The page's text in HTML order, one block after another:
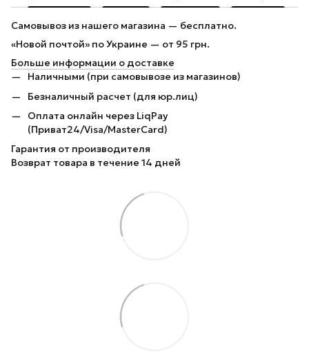
Самовывоз из нашего магазина — бесплатно.
«Новой почтой» по Украине — от 95 грн.
Больше информации о доставке
Наличными (при самовывозе из магазинов)
Безналичный расчет (для юр.лиц)
Оплата онлайн через LiqPay
(Приват24/Visa/MasterCard)
Гарантия от производителя
Возврат товара в течение 14 дней